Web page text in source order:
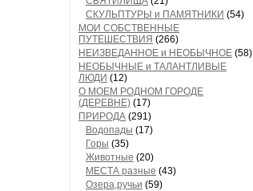
СКУЛЬПТУРЫ и ПАМЯТНИКИ (54)
МОИ СОБСТВЕННЫЕ
ПУТЕШЕСТВИЯ (266)
НЕИЗВЕДАННОЕ и НЕОБЫЧНОЕ (58)
НЕОБЫЧНЫЕ и ТАЛАНТЛИВЫЕ
ЛЮДИ (12)
О МОЕМ РОДНОМ ГОРОДЕ
(ДЕРЕВНЕ) (17)
ПРИРОДА (291)
Водопады (17)
Горы (35)
Животные (20)
МЕСТА разные (43)
Озера,ручьи (59)